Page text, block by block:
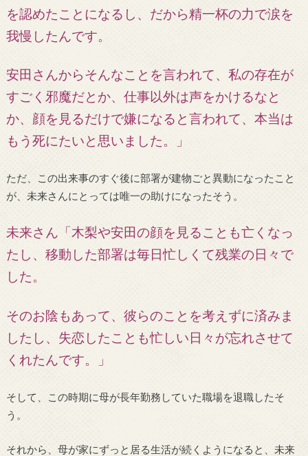
を認めたことになるし、だから精一杯の力で涙を
我慢したんです。
安田さんからそんなことを言われて、私の存在が
すごく邪魔だとか、仕事以外は声をかけるなと
か、顔を見るだけで嫌になると言われて、本当は
もう死にたいと思いました。」
ただ、この出来事のすぐ後に部署が建物ごと異動になったこと
が、未来さんにとっては唯一の助けになったそう。
未来さん「木梨や安田の顔を見ることも亡くなっ
たし、移動した部署は毎日忙しくて残業の日々で
した。
そのお陰もあって、彼らのことを考えずに済みま
したし、失恋したことも忙しい日々が忘れさせて
くれたんです。
」
そして、この時期に母が長年勤務していた職場を退職したそ
う。
それから、母が家にずっと居る生活が続くようになると、未来